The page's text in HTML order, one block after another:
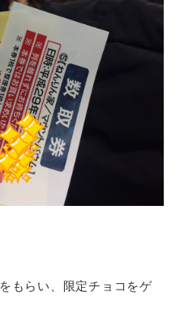
もらい、限定チョコをゲ